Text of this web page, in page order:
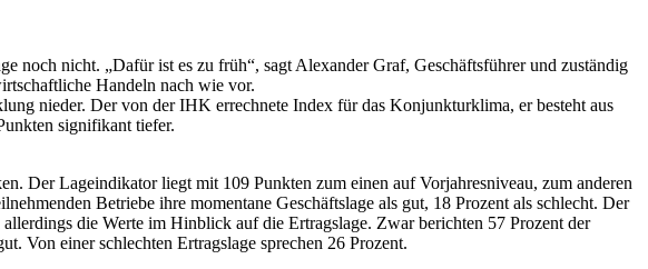
noch nicht. „Dafür ist es zu früh“, sagt Alexander Graf, Geschäftsführer und zuständig
Handeln nach wie vor.
nieder. Der von der IHK errechnete Index für das Konjunkturklima, er besteht aus
signifikant tiefer.
Der Lageindikator liegt mit 109 Punkten zum einen auf Vorjahresniveau, zum anderen
Betriebe ihre momentane Geschäftslage als gut, 18 Prozent als schlecht. Der
die Werte im Hinblick auf die Ertragslage. Zwar berichten 57 Prozent der
Von einer schlechten Ertragslage sprechen 26 Prozent.